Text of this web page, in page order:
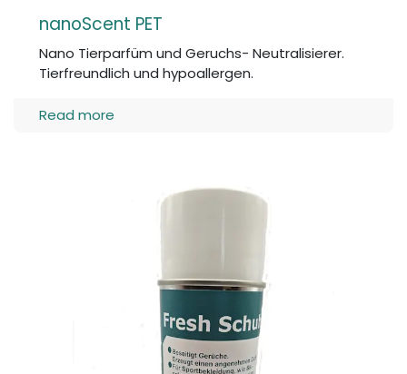
nanoScent PET
Nano Tierparfüm und Geruchs- Neutralisierer.
Tierfreundlich und hypoallergen.
Read more